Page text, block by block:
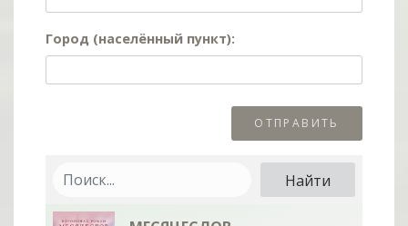
Город (населённый пункт):